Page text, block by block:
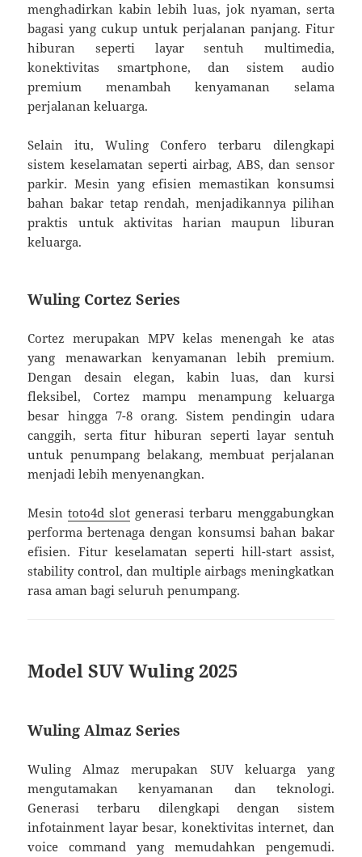
menghadirkan kabin lebih luas, jok nyaman, serta
bagasi yang cukup untuk perjalanan panjang. Fitur
hiburan seperti layar sentuh multimedia,
konektivitas smartphone, dan sistem audio
premium menambah kenyamanan selama
perjalanan keluarga.
Selain itu, Wuling Confero terbaru dilengkapi
sistem keselamatan seperti airbag, ABS, dan sensor
parkir. Mesin yang efisien memastikan konsumsi
bahan bakar tetap rendah, menjadikannya pilihan
praktis untuk aktivitas harian maupun liburan
keluarga.
Wuling Cortez Series
Cortez merupakan MPV kelas menengah ke atas
yang menawarkan kenyamanan lebih premium.
Dengan desain elegan, kabin luas, dan kursi
fleksibel, Cortez mampu menampung keluarga
besar hingga 7-8 orang. Sistem pendingin udara
canggih, serta fitur hiburan seperti layar sentuh
untuk penumpang belakang, membuat perjalanan
menjadi lebih menyenangkan.
Mesintoto4d slot generasi terbaru menggabungkan
performa bertenaga dengan konsumsi bahan bakar
efisien. Fitur keselamatan seperti hill-start assist,
stability control, dan multiple airbags meningkatkan
rasa aman bagi seluruh penumpang.
Model SUV Wuling 2025
Wuling Almaz Series
Wuling Almaz merupakan SUV keluarga yang
mengutamakan kenyamanan dan teknologi.
Generasi terbaru dilengkapi dengan sistem
infotainment layar besar, konektivitas internet, dan
voice command yang memudahkan pengemudi.